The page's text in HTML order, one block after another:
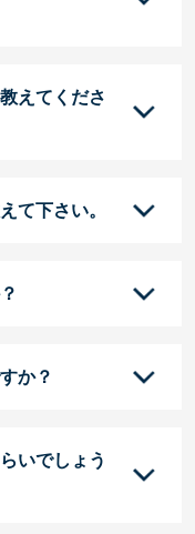
えてくださ
て下さい。
か？
いでしょう